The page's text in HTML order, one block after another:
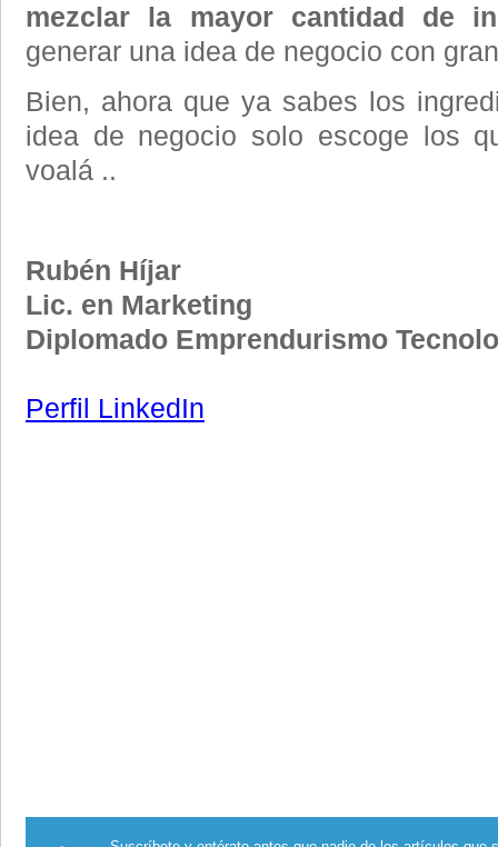
mezclar la mayor cantidad de
generar una idea de negocio con
Bien, ahora que ya sabes los
idea de negocio solo escoge los
voalá ..
Rubén Híjar
Lic. en Marketing
Diplomado Emprendurismo
Perfil LinkedIn